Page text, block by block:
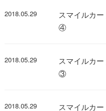
2018.05.29
スマイルカ
④
2018.05.29
スマイルカ
③
2018.05.29
スマイルカ